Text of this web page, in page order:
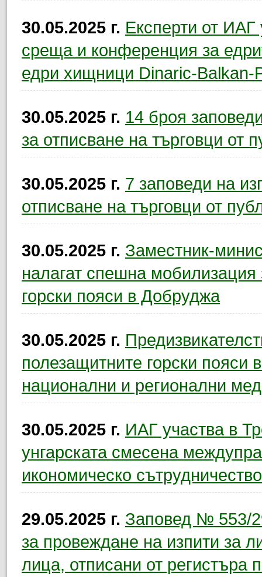
30.05.2025 г. Експерти от
среща и конференция за
едри хищници Dinaric-Balkan-
30.05.2025 г. 14 броя
за отписване на търговци от
30.05.2025 г. 7 заповеди на
отписване на търговци от
30.05.2025 г. Заместник-
налагат спешна
горски пояси в Добруджа
30.05.2025 г.
полезащитните горски
национални и регионални
30.05.2025 г. ИАГ участва в
унгарската смесена
икономическо сътрудничество
29.05.2025 г. Заповед № 553/
за провеждане на изпити за
лица, отписани от регистъра